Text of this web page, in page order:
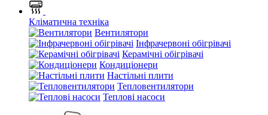
Кліматична техніка
Вентилятори
Інфрачервоні обігрівачі
Керамічні обігрівачі
Кондиціонери
Настільні плити
Тепловентилятори
Теплові насоси